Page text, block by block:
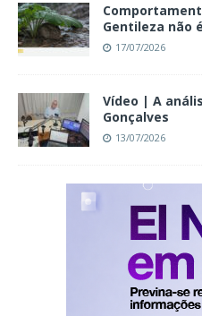
Gentileza não
17/07/2026
Vídeo | A
Gonçalves
13/07/2026